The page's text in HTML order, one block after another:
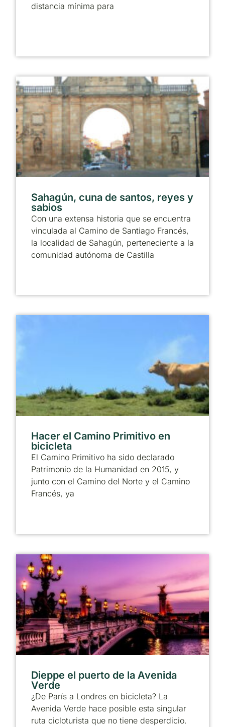
distancia mínima para
Sahagún, cuna de santos, reyes y
sabios
Con una extensa historia que se encuentra
vinculada al Camino de Santiago Francés,
la localidad de Sahagún, perteneciente a la
comunidad autónoma de Castilla
Hacer el Camino Primitivo en
bicicleta
El Camino Primitivo ha sido declarado
Patrimonio de la Humanidad en 2015, y
junto con el Camino del Norte y el Camino
Francés, ya
Dieppe el puerto de la Avenida
Verde
¿De París a Londres en bicicleta? La
Avenida Verde hace posible esta singular
ruta cicloturista que no tiene desperdicio.